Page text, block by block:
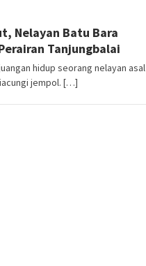
Nelayan Batu Bara
Tanjungbalai
hidup seorang nelayan asal
jempol. […]